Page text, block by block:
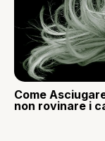
Come
non rovinare i